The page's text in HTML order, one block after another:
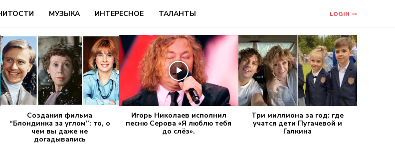
МУЗЫКА ИНТЕРЕСНОЕ ТАЛАНТЫ LOGIN
Создания фильма
“Блондинка за углом”: то, о
чем вы даже не
догадывались
Игорь Николаев исполнил
песню Серова «Я люблю тебя
до слёз».
Три миллиона за год: где
учатся дети Пугачевой и
Галкина